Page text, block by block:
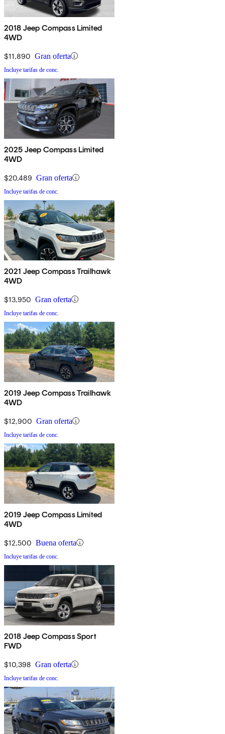
2018 Jeep Compass Limited
4WD
$11,890 Gran oferta
Incluye tarifas de conc.
2025 Jeep Compass Limited
4WD
$20,489 Gran oferta
Incluye tarifas de conc.
2021 Jeep Compass Trailhawk
4WD
$13,950 Gran oferta
Incluye tarifas de conc.
2019 Jeep Compass Trailhawk
4WD
$12,900 Gran oferta
Incluye tarifas de conc.
2019 Jeep Compass Limited
4WD
$12,500 Buena oferta
Incluye tarifas de conc.
2018 Jeep Compass Sport
FWD
$10,398 Gran oferta
Incluye tarifas de conc.